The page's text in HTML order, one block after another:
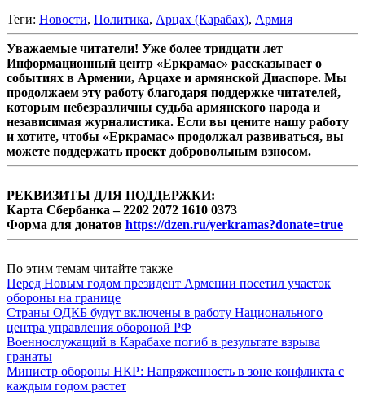
Теги: Новости, Политика, Арцах (Карабах), Армия
Уважаемые читатели! Уже более тридцати лет
Информационный центр «Еркрамас» рассказывает о
событиях в Армении, Арцахе и армянской Диаспоре. Мы
продолжаем эту работу благодаря поддержке читателей,
которым небезразличны судьба армянского народа и
независимая журналистика. Если вы цените нашу работу
и хотите, чтобы «Еркрамас» продолжал развиваться, вы
можете поддержать проект добровольным взносом.
РЕКВИЗИТЫ ДЛЯ ПОДДЕРЖКИ:
Карта Сбербанка – 2202 2072 1610 0373
Форма для донатов https://dzen.ru/yerkramas?donate=true
По этим темам читайте также
Перед Новым годом президент Армении посетил участок
обороны на границе
Страны ОДКБ будут включены в работу Национального
центра управления обороной РФ
Военнослужащий в Карабахе погиб в результате взрыва
гранаты
Министр обороны НКР: Напряженность в зоне конфликта с
каждым годом растет